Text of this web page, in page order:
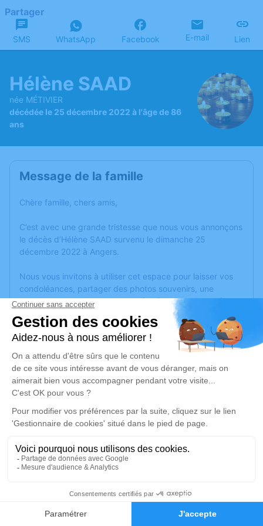
Faire-part Hommages
Partager
SMS WhatsApp Facebook E-mail Lien
Hélène SAAD
née MÉTIVIER
décédée le 25 décembre 2022 à l'âge de 86
ans
Message de la famille
Chère famille, chers amis,
C’est avec une grande tristesse que nous vous annonçons
le décès d’Hélène SAAD survenu le dimanche 25
décembre 2022 à Angers.
Nous vous invitons à utiliser cet espace pour laisser vos
condoléances, partager des photos souvenirs, une
anecdote ou exprimer vos pensées à travers des poèmes
ou des textes. Cet endroit est un lieu d'expression dédié à
honorer la mémoire d’Hélène SAAD.
Un service de plantation d’arbre hommage estdisponible
jeudi 29 décembre 2022 à 15h00
Église Saint Joseph d'Angers
27 rue Saint Joseph